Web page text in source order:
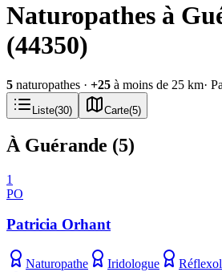
Naturopathes à
(44350)
5 naturopathes · +25 à moins de 25 km·
Liste(30) Carte(5)
À Guérande (5)
1
PO
Patricia Orhant
Naturopathe Iridologue